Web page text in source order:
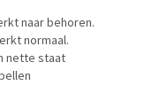
naar behoren.
normaal.
nette staat